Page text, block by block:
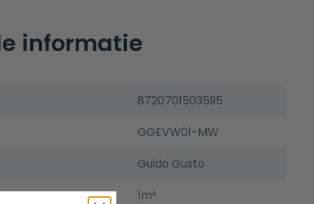
informatie
8720701503595
GGEVW01-MW
Guido Gusto
1m²